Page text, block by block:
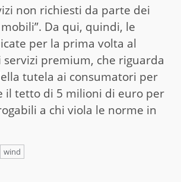
non richiesti da parte dei
Da qui, quindi, le
per la prima volta al
premium, che riguarda
tutela ai consumatori per
il tetto di 5 milioni di euro per
a chi viola le norme in
wind